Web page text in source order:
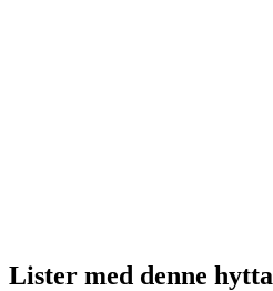
Lister med denne hytta